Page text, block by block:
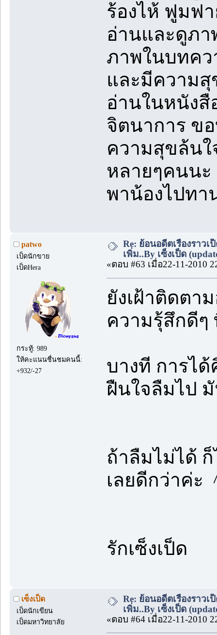
ร้องไห้ ฟูมฟ
อ่านและดูภ
ภาพในบทค
และมีความ
อ่านในหนังสื
จิตนาการ ข
ความสุขล้นใ
หลายๆคนนะ
พาน้องไปทา
patwo
เป็ดนักขาย
เป็ดHera
กระทู้: 989
ให้คะแนนชื่นชมคนนี้:
+932/-27
Re: ย้อนอดีตเรื่องราวเ
เพิ่ม..By เซ็งเป็ด
«ตอบ #63 เมื่อ22-11-2010
ยังเฝ้าติดตา
ความรุ้สึกดีๆ
บางที การไ
ฝืนใจลืมไป
ถ้าลืมไม่ได้
เลยดีกว่าค่ะ
รักเซ็งเป็ด
เซ็งเป็ด
เป็ดนักเขียน
เป็ดมหาวิทยาลัย
Re: ย้อนอดีตเรื่องราวเ
เพิ่ม..By เซ็งเป็ด
«ตอบ #64 เมื่อ22-11-2010